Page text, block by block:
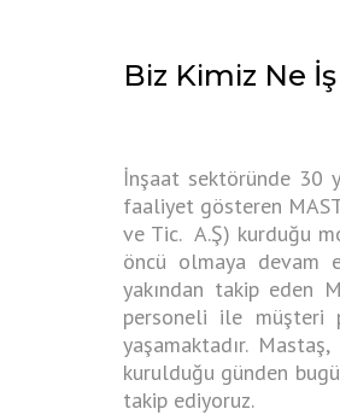
Biz Kimiz Ne İş
İnşaat sektöründe 30
faaliyet gösteren
ve Tic. A.Ş) kurduğu
öncü olmaya devam
yakından takip eden
personeli ile müşteri
yaşamaktadır.
kurulduğu günden
takip ediyoruz.